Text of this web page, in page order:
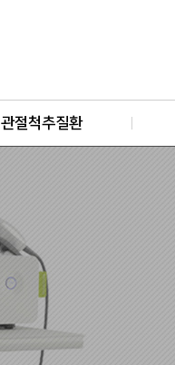
관절척추질환